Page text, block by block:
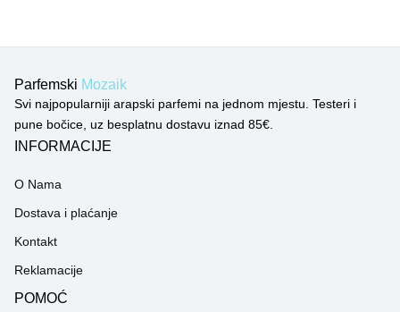
Parfemski Mozaik
Svi najpopularniji arapski parfemi na jednom mjestu. Testeri i
pune bočice, uz besplatnu dostavu iznad 85€.
INFORMACIJE
O Nama
Dostava i plaćanje
Kontakt
Reklamacije
POMOĆ